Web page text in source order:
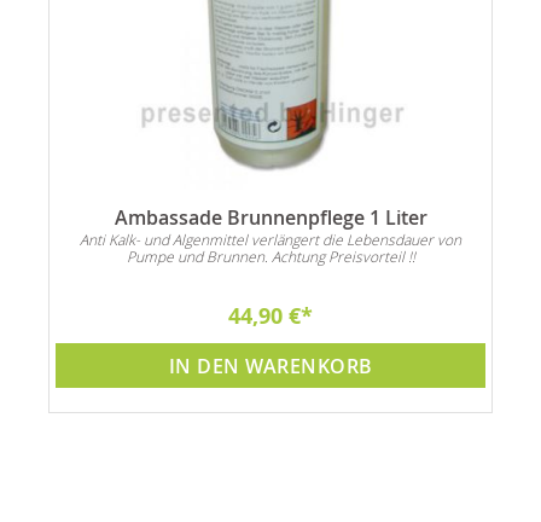
Ambassade Brunnenpflege 1 Liter
Anti Kalk- und Algenmittel verlängert die Lebensdauer von
Pumpe und Brunnen. Achtung Preisvorteil !!
44,90 €
IN DEN WARENKORB